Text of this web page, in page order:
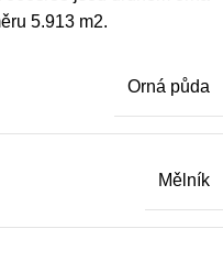
5.913 m2.
Orná půda
Mělník